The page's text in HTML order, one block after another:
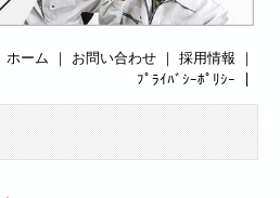
ホーム ｜ お問い合わせ ｜ 採用情報
｜
ﾌﾟﾗｲﾊﾞｼｰﾎﾟﾘｼｰ